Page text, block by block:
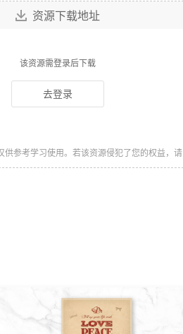
资源下载地址
该资源需登录后下载
去登录
供参考学习使用。若该资源侵犯了您的权益，请